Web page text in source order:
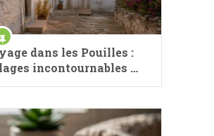
dans les Pouilles :
incontournables …